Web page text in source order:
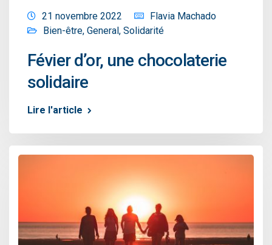
21 novembre 2022
Flavia Machado
Bien-être, General, Solidarité
Févier d’or, une chocolaterie
solidaire
Lire l'article